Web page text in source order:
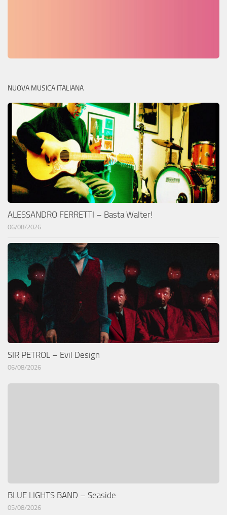
NUOVA MUSICA ITALIANA
ALESSANDRO FERRETTI – Basta Walter!
06/08/2026
SIR PETROL – Evil Design
06/08/2026
BLUE LIGHTS BAND – Seaside
05/08/2026